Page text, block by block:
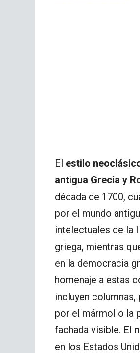
El estilo
antigua Grecia y
década de 1700,
por el mundo
intelectuales de la
griega, mientras
en la democracia
homenaje a estas
incluyen
por el mármol o la
fachada visible. El
en los Estados